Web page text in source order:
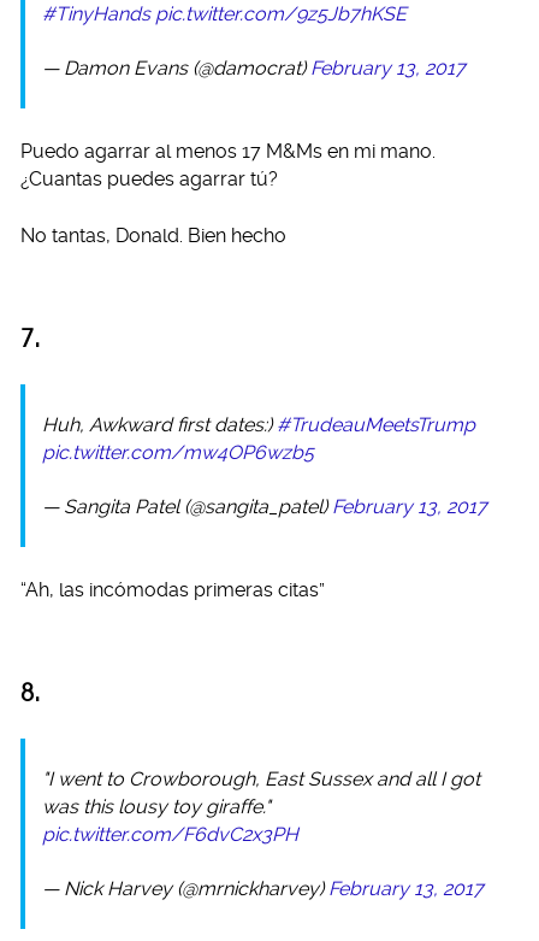
#TinyHands pic.twitter.com/9z5Jb7hKSE
— Damon Evans (@damocrat)February 13, 2017
Puedo agarrar al menos 17 M&Ms en mi mano.
¿Cuantas puedes agarrar tú?
No tantas, Donald. Bien hecho
7.
Huh, Awkward first dates:)#TrudeauMeetsTrump
pic.twitter.com/mw4OP6wzb5
— Sangita Patel (@sangita_patel)February 13, 2017
“Ah, las incómodas primeras citas”
8.
"I went to Crowborough, East Sussex and all I got
was this lousy toy giraffe."
pic.twitter.com/F6dvC2x3PH
— Nick Harvey (@mrnickharvey)February 13, 2017